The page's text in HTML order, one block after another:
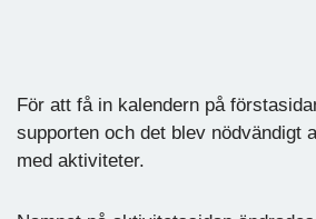
För att få in kalendern på
supporten och det blev nödvändigt
med aktiviteter.